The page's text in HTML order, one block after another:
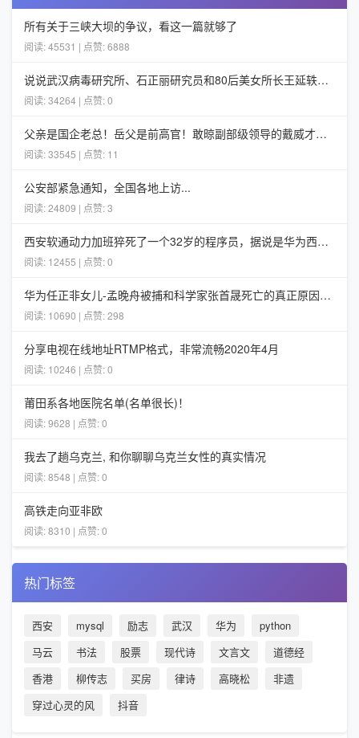
所有关于三峡大坝的争议，看这一篇就够了
阅读: 45531 | 点赞: 6888
说说武汉病毒研究所、石正丽研究员和80后美女所长王延轶的一些事
阅读: 34264 | 点赞: 0
父亲是国企老总！岳父是前高官！敢晾副部级领导的戴威才不担心ofo
阅读: 33545 | 点赞: 11
公安部紧急通知，全国各地上访...
阅读: 24809 | 点赞: 3
西安软通动力加班猝死了一个32岁的程序员，据说是华为西安5G项目组的
阅读: 12455 | 点赞: 0
华为任正非女儿-孟晚舟被捕和科学家张首晟死亡的真正原因分析
阅读: 10690 | 点赞: 298
分享电视在线地址RTMP格式，非常流畅2020年4月
阅读: 10246 | 点赞: 0
莆田系各地医院名单(名单很长)！
阅读: 9628 | 点赞: 0
我去了趟乌克兰, 和你聊聊乌克兰女性的真实情况
阅读: 8548 | 点赞: 0
高铁走向亚非欧
阅读: 8310 | 点赞: 0
热门标签
西安 mysql 励志 武汉 华为
python
马云
书法 股票 现代诗 文言文
道德经
香港
柳传志 买房 律诗 高晓松
非遗
穿过心灵的风
抖音